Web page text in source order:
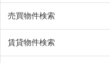
売買物件検索
賃貸物件検索